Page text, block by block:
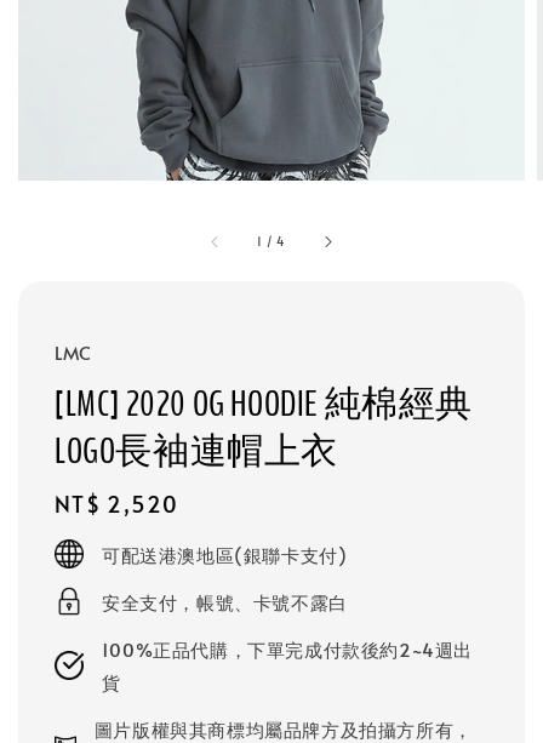
1 /4
LMC
[LMC] 2020 OG HOODIE 純棉經典
LOGO長袖連帽上衣
Regular
price
NT$ 2,520
可配送港澳地區(銀聯卡支付)
安全支付，帳號、卡號不露白
100%正品代購，下單完成付款後約2~4週出
貨
圖片版權與其商標均屬品牌方及拍攝方所有，